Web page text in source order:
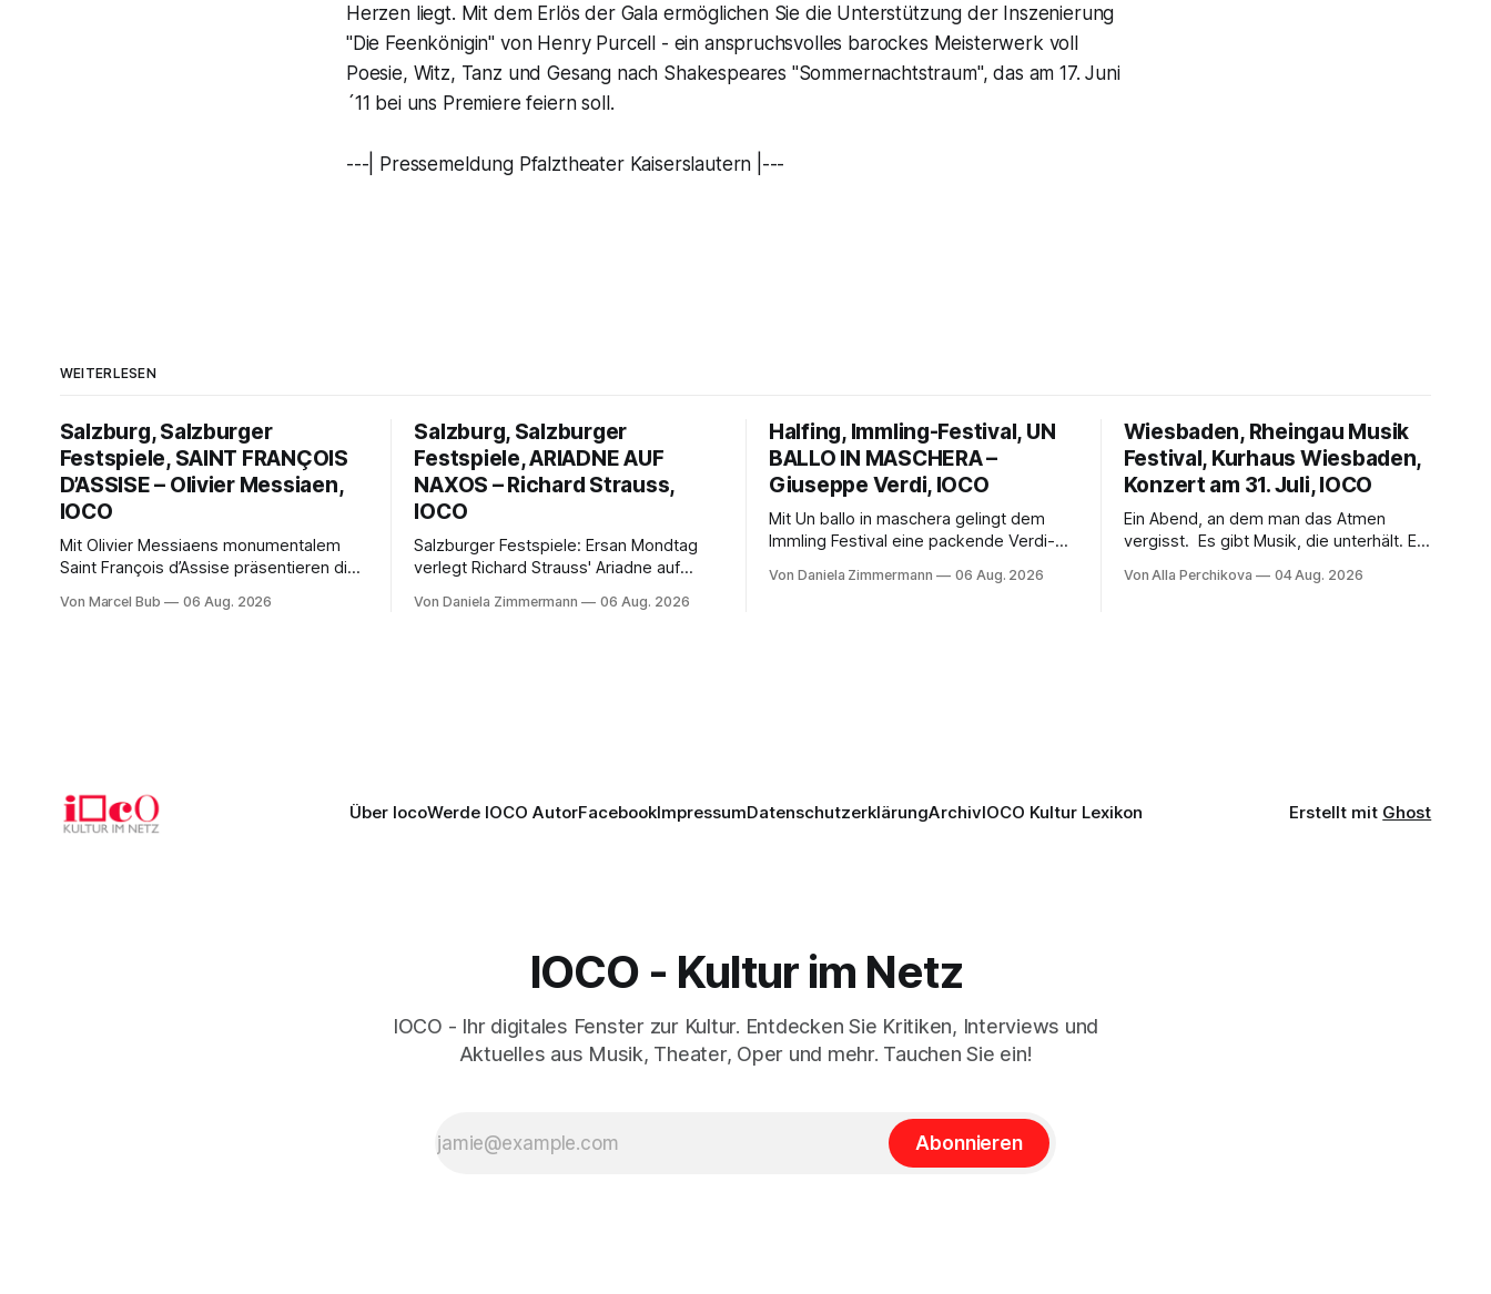
Herzen liegt. Mit dem Erlös der Gala ermöglichen Sie die Unterstützung der Inszenierung
"Die Feenkönigin" von Henry Purcell - ein anspruchsvolles barockes Meisterwerk voll
Poesie, Witz, Tanz und Gesang nach Shakespeares "Sommernachtstraum", das am 17. Juni
´11 bei uns Premiere feiern soll.
---| Pressemeldung Pfalztheater Kaiserslautern |---
WEITERLESEN
Salzburg, Salzburger
Festspiele, SAINT FRANÇOIS
D’ASSISE – Olivier Messiaen,
IOCO
Mit Olivier Messiaens monumentalem
Saint François d’Assise präsentieren die
außergewöhnlichen Opernabend.
Von Marcel Bub 06 Aug. 2026
Salzburg, Salzburger
Festspiele, ARIADNE AUF
NAXOS – Richard Strauss,
IOCO
Salzburger Festspiele: Ersan Mondtag
verlegt Richard Strauss' Ariadne auf
Science-Fiction mit Opernklassik.
Von Daniela Zimmermann 06 Aug. 2026
Halfing, Immling-Festival, UN
BALLO IN MASCHERA –
Giuseppe Verdi, IOCO
Mit Un ballo in maschera gelingt dem
Immling Festival eine packende Verdi-
Wirklichkeit. Verena von Kerssenbrock
Von Daniela Zimmermann 06 Aug. 2026
Wiesbaden, Rheingau Musik
Festival, Kurhaus Wiesbaden,
Konzert am 31. Juli, IOCO
Ein Abend, an dem man das Atmen
vergisst. Es gibt Musik, die unterhält. Es
Musik, nach der man minutenlang kein
Von Alla Perchikova 04 Aug. 2026
Über IocoWerde IOCO AutorFacebookImpressumDatenschutzerklärungArchivIOCO Kultur Lexikon Erstellt mit Ghost
IOCO - Kultur im Netz
IOCO - Ihr digitales Fenster zur Kultur. Entdecken Sie Kritiken, Interviews und
Aktuelles aus Musik, Theater, Oper und mehr. Tauchen Sie ein!
Abonnieren